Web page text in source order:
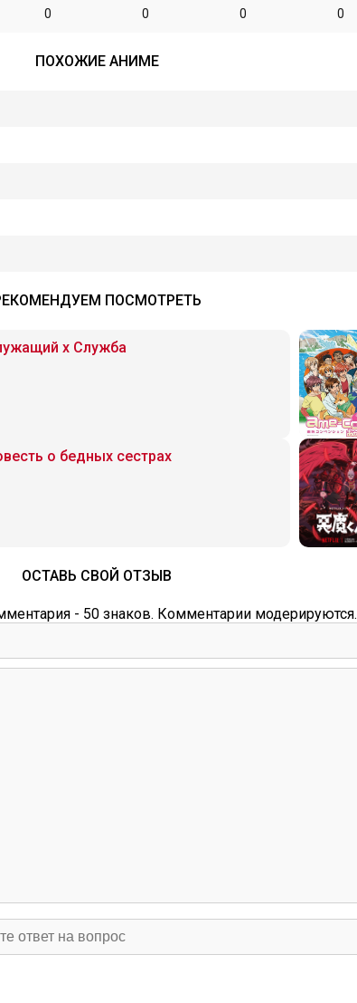
0 0 0 0
ПОХОЖИЕ АНИМЕ
ПОСМОТРЕТЬ
x Служба
о бедных сестрах
ОСТАВЬ СВОЙ ОТЗЫВ
- 50 знаков. Комментарии модерируются.